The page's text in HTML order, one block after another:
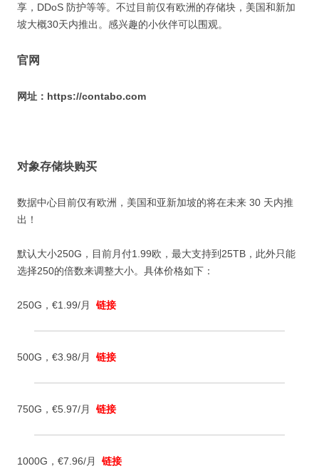
享，DDoS 防护等等。不过目前仅有欧洲的存储块，美国和新加
坡大概30天内推出。感兴趣的小伙伴可以围观。
官网
网址：https://contabo.com
对象存储块购买
数据中心目前仅有欧洲，美国和亚新加坡的将在未来 30 天内推
出！
默认大小250G，目前月付1.99欧，最大支持到25TB，此外只能
选择250的倍数来调整大小。具体价格如下：
250G，€1.99/月 链接
500G，€3.98/月 链接
750G，€5.97/月 链接
1000G，€7.96/月 链接